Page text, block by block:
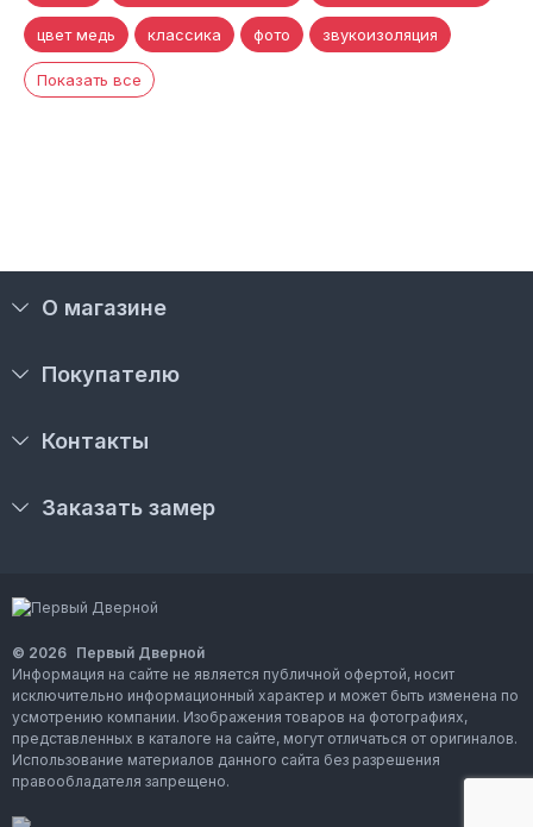
цвет медь классика фото звукоизоляция
Показать все
О магазине
Покупателю
Контакты
Заказать замер
© 2026 Первый Дверной
Информация на сайте не является публичной офертой, носит
исключительно информационный характер и может быть изменена по
усмотрению компании. Изображения товаров на фотографиях,
представленных в каталоге на сайте, могут отличаться от оригиналов.
Использование материалов данного сайта без разрешения
правообладателя запрещено.